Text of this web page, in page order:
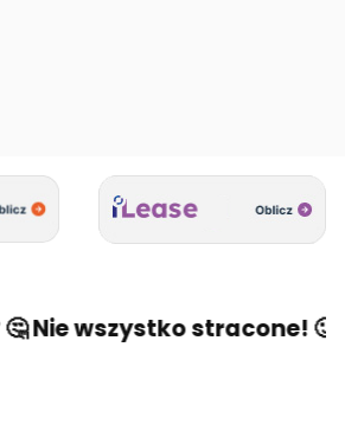
wszystko stracone! 🙂